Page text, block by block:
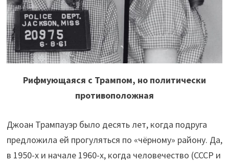
Рифмующаяся с Трампом, но политически
противоположная
Джоан Трампауэр было десять лет, когда подруга
предложила ей прогуляться по «чёрному» району. Да,
в 1950-х и начале 1960-х, когда человечество (СССР и